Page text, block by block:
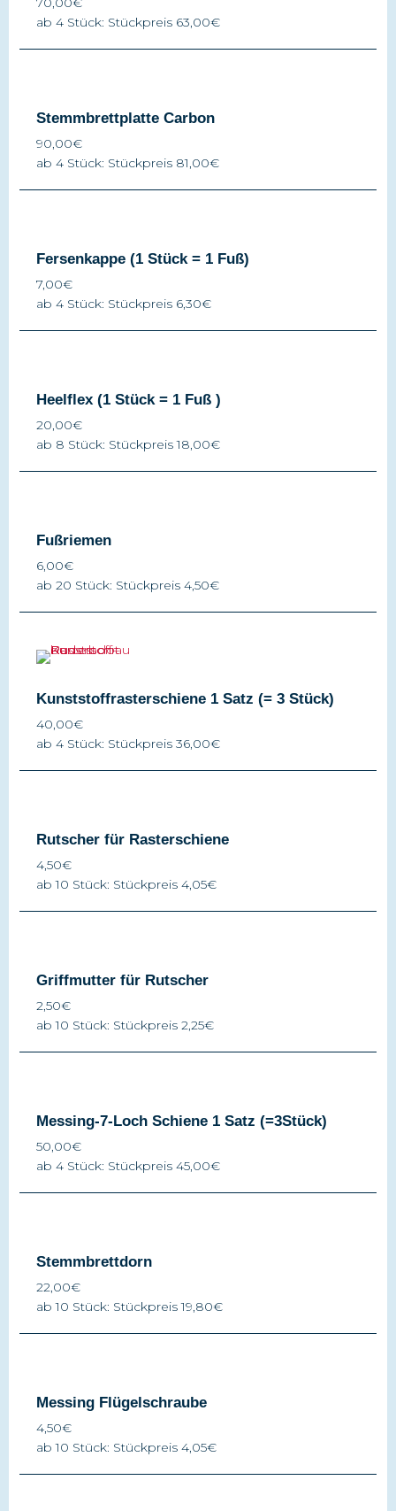
ab 4 Stück: Stückpreis 63,00€
Stemmbrettplatte Carbon
90,00€
ab 4 Stück: Stückpreis 81,00€
Fersenkappe (1 Stück = 1 Fuß)
7,00€
ab 4 Stück: Stückpreis 6,30€
Heelflex (1 Stück = 1 Fuß )
20,00€
ab 8 Stück: Stückpreis 18,00€
Fußriemen
6,00€
ab 20 Stück: Stückpreis 4,50€
Kunststoffrasterschiene 1 Satz (= 3 Stück)
40,00€
ab 4 Stück: Stückpreis 36,00€
Rutscher für Rasterschiene
4,50€
ab 10 Stück: Stückpreis 4,05€
Griffmutter für Rutscher
2,50€
ab 10 Stück: Stückpreis 2,25€
Messing-7-Loch Schiene 1 Satz (=3Stück)
50,00€
ab 4 Stück: Stückpreis 45,00€
Stemmbrettdorn
22,00€
ab 10 Stück: Stückpreis 19,80€
Messing Flügelschraube
4,50€
ab 10 Stück: Stückpreis 4,05€